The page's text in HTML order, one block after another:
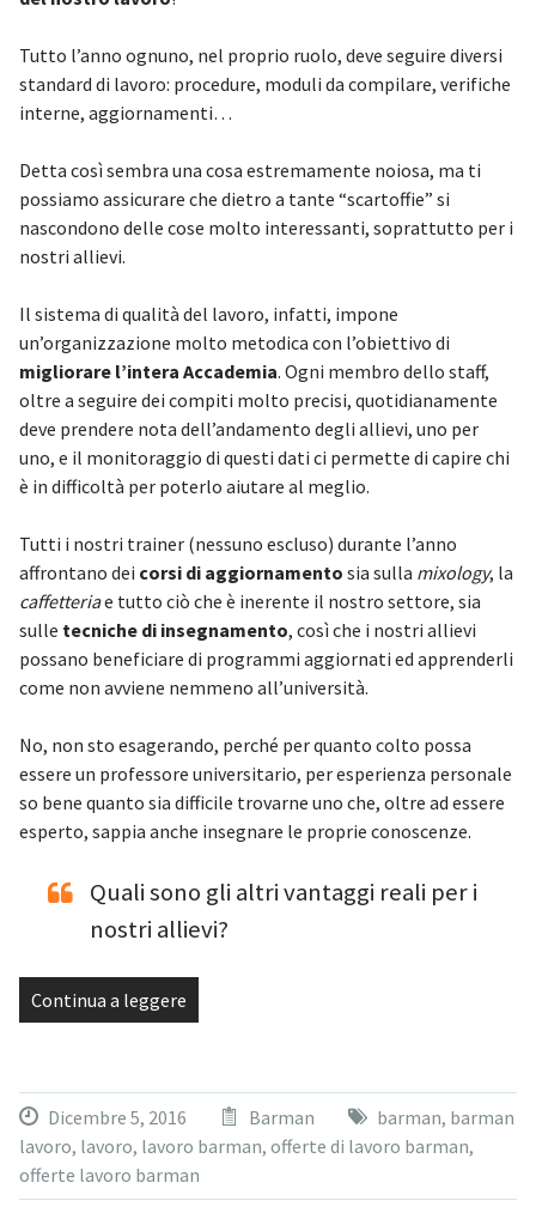
Tutto l’anno ognuno, nel proprio ruolo, deve seguire diversi
standard di lavoro: procedure, moduli da compilare, verifiche
interne, aggiornamenti…
Detta così sembra una cosa estremamente noiosa, ma ti
possiamo assicurare che dietro a tante “scartoffie” si
nascondono delle cose molto interessanti, soprattutto per i
nostri allievi.
Il sistema di qualità del lavoro, infatti, impone
un’organizzazione molto metodica con l’obiettivo di
migliorare l’intera Accademia. Ogni membro dello staff,
oltre a seguire dei compiti molto precisi, quotidianamente
deve prendere nota dell’andamento degli allievi, uno per
uno, e il monitoraggio di questi dati ci permette di capire chi
è in difficoltà per poterlo aiutare al meglio.
Tutti i nostri trainer (nessuno escluso) durante l’anno
affrontano dei corsi di aggiornamento sia sulla mixology, la
caffetteriae tutto ciò che è inerente il nostro settore, sia
sulle tecniche di insegnamento, così che i nostri allievi
possano beneficiare di programmi aggiornati ed apprenderli
come non avviene nemmeno all’università.
No, non sto esagerando, perché per quanto colto possa
essere un professore universitario, per esperienza personale
so bene quanto sia difficile trovarne uno che, oltre ad essere
esperto, sappia anche insegnare le proprie conoscenze.
Quali sono gli altri vantaggi reali per i
nostri allievi?
Continua a leggere
Dicembre 5, 2016 Barman barman, barman
lavoro, lavoro, lavoro barman, offerte di lavoro barman,
offerte lavoro barman